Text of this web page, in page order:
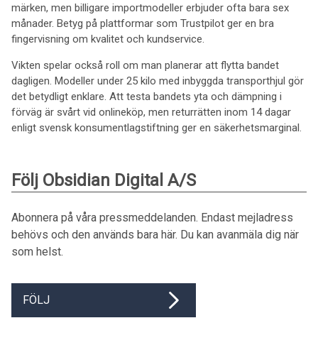
märken, men billigare importmodeller erbjuder ofta bara sex
månader. Betyg på plattformar som Trustpilot ger en bra
fingervisning om kvalitet och kundservice.
Vikten spelar också roll om man planerar att flytta bandet
dagligen. Modeller under 25 kilo med inbyggda transporthjul gör
det betydligt enklare. Att testa bandets yta och dämpning i
förväg är svårt vid onlineköp, men returrätten inom 14 dagar
enligt svensk konsumentlagstiftning ger en säkerhetsmarginal.
Följ Obsidian Digital A/S
Abonnera på våra pressmeddelanden. Endast mejladress
behövs och den används bara här. Du kan avanmäla dig när
som helst.
FÖLJ